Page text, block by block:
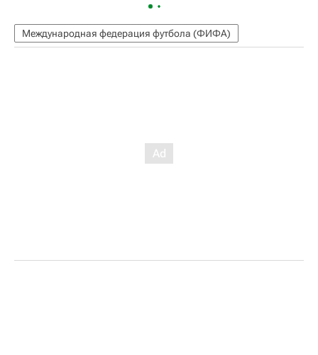
Международная федерация футбола (ФИФА)